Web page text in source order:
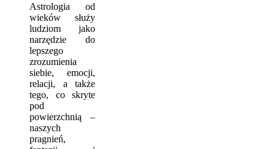
Astrologia od
wieków służy
ludziom jako
narzędzie do
lepszego
zrozumienia
siebie, emocji,
relacji, a także
tego, co skryte
pod
powierzchnią –
naszych
pragnień,